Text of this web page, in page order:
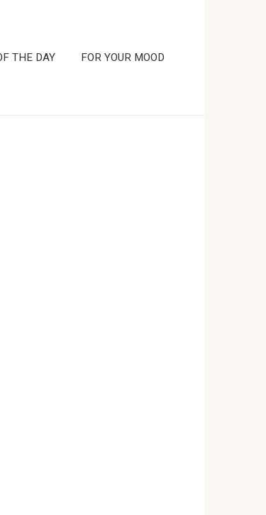
THE DAY FOR YOUR MOOD